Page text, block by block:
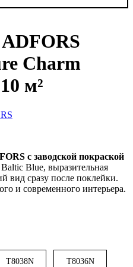
Charm
м²
с заводской покраской
Blue, выразительная
вид сразу после поклейки.
и современного интерьера.
T8038N T8036N